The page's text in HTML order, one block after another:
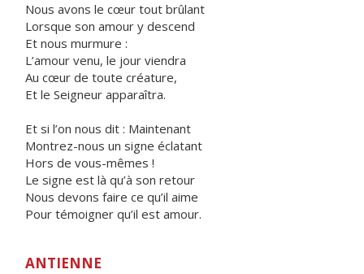
Nous avons le cœur tout brûlant
Lorsque son amour y descend
Et nous murmure :
L’amour venu, le jour viendra
Au cœur de toute créature,
Et le Seigneur apparaîtra.
Et si l’on nous dit : Maintenant
Montrez-nous un signe éclatant
Hors de vous-mêmes !
Le signe est là qu’à son retour
Nous devons faire ce qu’il aime
Pour témoigner qu’il est amour.
ANTIENNE